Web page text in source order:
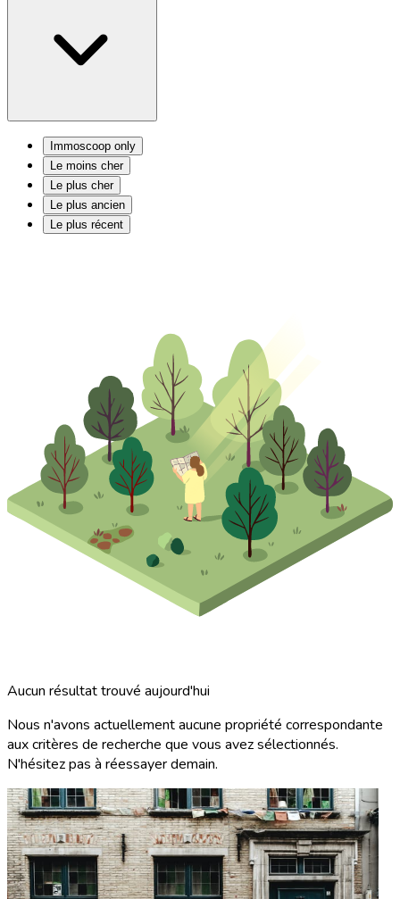
Immoscoop only
Le moins cher
Le plus cher
Le plus ancien
Le plus récent
Aucun résultat trouvé aujourd'hui
Nous n'avons actuellement aucune propriété correspondante
aux critères de recherche que vous avez sélectionnés.
N'hésitez pas à réessayer demain.